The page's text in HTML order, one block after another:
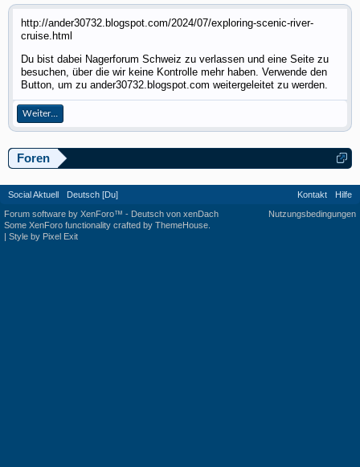
http://ander30732.blogspot.com/2024/07/exploring-scenic-river-
cruise.html
Du bist dabei Nagerforum Schweiz zu verlassen und eine Seite zu
besuchen, über die wir keine Kontrolle mehr haben. Verwende den
Button, um zu ander30732.blogspot.com weitergeleitet zu werden.
Weiter...
Foren
Social Aktuell Deutsch [Du] Kontakt
Hilfe
Nutzungsbedingungen
Forum software by XenForo™ - Deutsch von xenDach
Some XenForo functionality crafted by ThemeHouse
| Style by Pixel Exit